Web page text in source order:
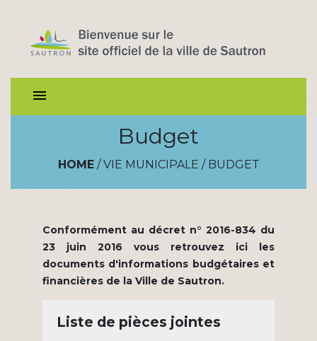
menu
Budget
HOME/VIE MUNICIPALE / BUDGET
Conformément au décret n° 2016-834 du
23 juin 2016 vous retrouvez ici les
documents d'informations budgétaires et
financières de la Ville de Sautron.
Liste de pièces jointes